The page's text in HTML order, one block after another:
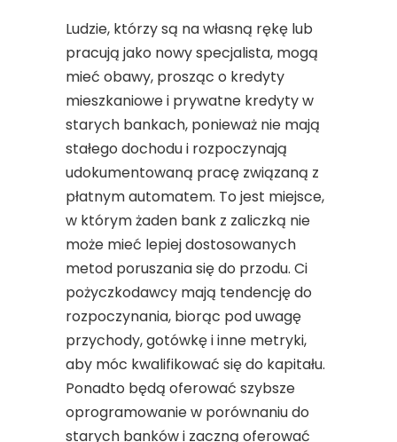
Ludzie, którzy są na własną rękę lub
pracują jako nowy specjalista, mogą
mieć obawy, prosząc o kredyty
mieszkaniowe i prywatne kredyty w
starych bankach, ponieważ nie mają
stałego dochodu i rozpoczynają
udokumentowaną pracę związaną z
płatnym automatem. To jest miejsce,
w którym żaden bank z zaliczką nie
może mieć lepiej dostosowanych
metod poruszania się do przodu. Ci
pożyczkodawcy mają tendencję do
rozpoczynania, biorąc pod uwagę
przychody, gotówkę i inne metryki,
aby móc kwalifikować się do kapitału.
Ponadto będą oferować szybsze
oprogramowanie w porównaniu do
starych banków i zaczną oferować